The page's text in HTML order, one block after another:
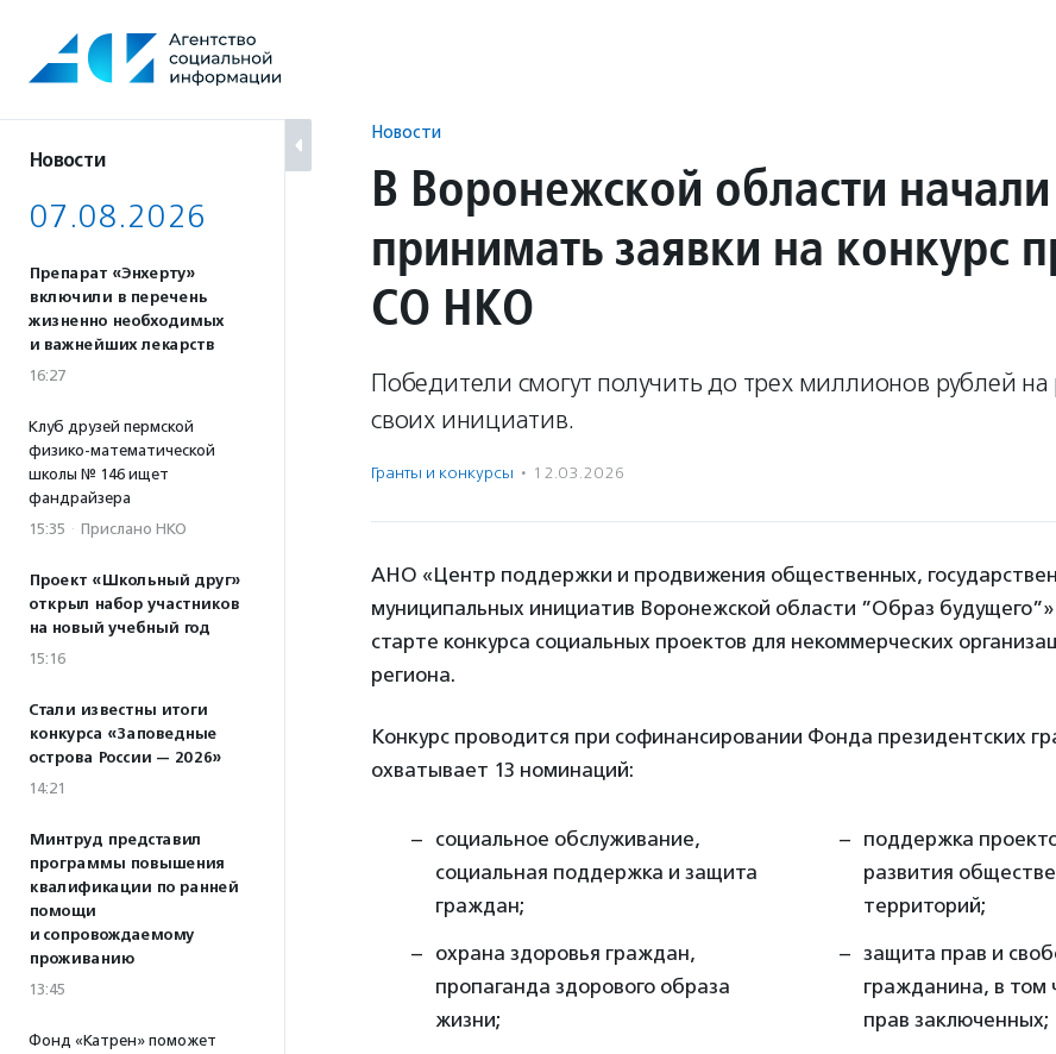
содержанию
Новости
07.08.2026
Препарат «Энхерту»
включили в перечень
жизненно необходимых
и важнейших лекарств
16:27
Клуб друзей пермской
физико-математической
школы № 146 ищет
фандрайзера
15:35 · Прислано НКО
Проект «Школьный друг»
открыл набор участников
на новый учебный год
15:16
Стали известны итоги
конкурса «Заповедные
острова России — 2026»
14:21
Минтруд представил
программы повышения
квалификации по ранней
помощи
и сопровождаемому
проживанию
13:45
Фонд «Катрен» поможет
Новости
В Воронежской области начали
принимать заявки на конкурс
СО НКО
Победители смогут получить до трех миллионов рублей
своих инициатив.
Гранты и конкурсы · 12.03.2026
АНО «Центр поддержки и продвижения общественных,
муниципальных инициатив Воронежской области ”Образ будущего”»
старте конкурса социальных проектов для некоммерческих
региона.
Конкурс проводится при софинансировании Фонда президентских
охватывает 13 номинаций:
социальное обслуживание,
социальная поддержка и защита
граждан;
охрана здоровья граждан,
пропаганда здорового образа
жизни;
поддержка
развития
территорий;
защита прав и
гражданина, в том
прав заключенных;